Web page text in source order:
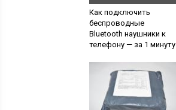
Как подключить
беспроводные
Bluetooth наушники к
телефону — за 1 минуту